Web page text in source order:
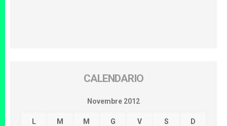
CALENDARIO
Novembre 2012
L M M G V S D